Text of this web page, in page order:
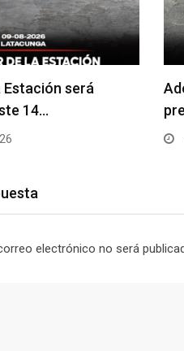
Estación será
14…
electrónico no será